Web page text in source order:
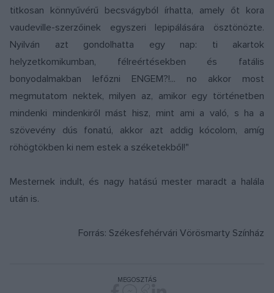
titkosan könnyűvérű becsvágyból írhatta, amely őt kora
vaudeville-szerzőinek egyszeri lepipálására ösztönözte.
Nyilván azt gondolhatta egy nap: ti akartok
helyzetkomikumban, félreértésekben és fatális
bonyodalmakban lefőzni ENGEM?!... no akkor most
megmutatom nektek, milyen az, amikor egy történetben
mindenki mindenkiről mást hisz, mint ami a való, s ha a
szövevény dús fonatú, akkor azt addig kócolom, amíg
röhögtökben ki nem estek a széketekből!"
Mesternek indult, és nagy hatású mester maradt a halála
után is.
Forrás: Székesfehérvári Vörösmarty Színház
MEGOSZTÁS